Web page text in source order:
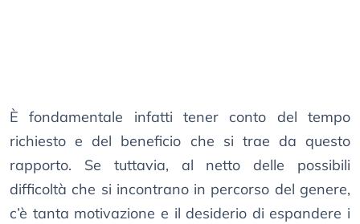
È fondamentale infatti tener conto del tempo
richiesto e del beneficio che si trae da questo
rapporto. Se tuttavia, al netto delle possibili
difficoltà che si incontrano in percorso del genere,
c’è tanta motivazione e il desiderio di espandere i